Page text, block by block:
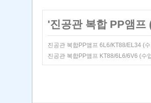
'진공관 복합 PP앰프
진공관 복합PP앰프 6L6/KT88/EL34 (
진공관 복합PP앰프 KT88/6L6/6V6 (수